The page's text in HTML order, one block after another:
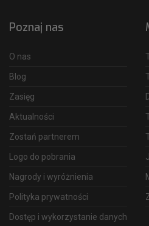
Poznaj nas
O nas
Blog
Zasięg
Aktualności
Zostań partnerem
Logo do pobrania
Nagrody i wyróżnienia
Polityka prywatności
Dostęp i wykorzystanie danych